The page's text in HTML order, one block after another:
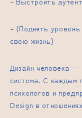
– {Поднять
свою жизнь}
Дизайн человека —
система. С каждым
психологов и
Design в